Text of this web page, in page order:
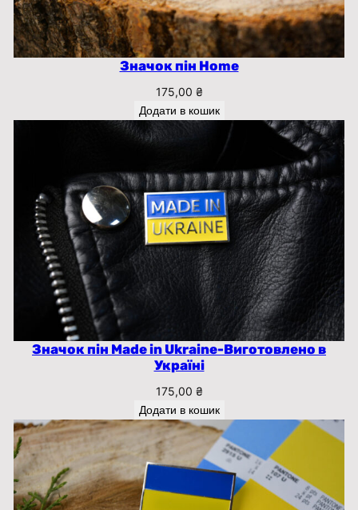
Значок пін Home
175,00 ₴
Додати в кошик
Значок пін Made in Ukraine-Виготовлено в
Україні
175,00 ₴
Додати в кошик